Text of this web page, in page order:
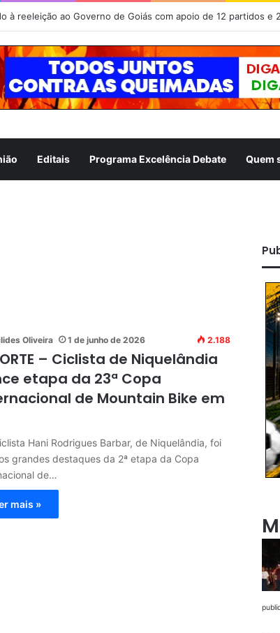
à reeleição ao Governo de Goiás com apoio de 12 partidos e
Editais Programa Excelência Debate Quem
Oliveira 1 de junho de 2026 2.188
– Ciclista de Niquelândia
etapa da 23ª Copa
de Mountain Bike em
Hani Rodrigues Barbar, de Niquelândia, foi
grandes destaques da 2ª etapa da Copa
de…
mais »